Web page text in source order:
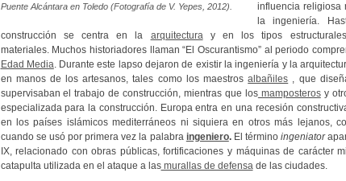
Puente Alcántara en Toledo (Fotografía de V. Yepes, 2012).
influencia religiosa
la ingeniería.
construcción se centra en la arquitecturay en los tipos
materiales. Muchos historiadores llaman “El Oscurantismo” al periodo
Edad Media.Durante este lapso dejaron de existir la ingeniería y la
en manos de los artesanos, tales como los maestrosalbañiles , que
supervisaban el trabajo de construcción, mientras que losmamposterosy
especializada para la construcción.Europa entra en una recesión
en los países islámicos mediterráneos ni siquiera en otros más lejanos,
cuando se usó por primera vez la palabra ingeniero. El términoingeniator
IX, relacionado con obras públicas, fortificaciones y máquinas de carácter
catapulta utilizada en el ataque a lasmurallas de defensade las ciudades.